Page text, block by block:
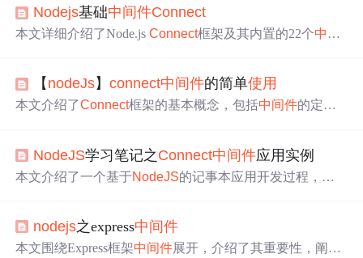
象上的use、handle、call三个核心方法，use添加
ndle匹配并调用，call执行匹配到的中间件函数。
Nodejs基础中间件Connect
本文详细介绍了Node.jsConnect框架及其内置的22个中间
【 nodeJs】connect中间件的简单使用
本文介绍了Connect框架的基本概念，包括中间件的定义
级的应用开发。
NodeJS学习笔记之 Connect中间件应用实例
本文介绍了一个基于NodeJS的记事本应用开发过程，包
nodejs之express中间件
本文围绕Express框架中间件展开，介绍了其重要性，阐述